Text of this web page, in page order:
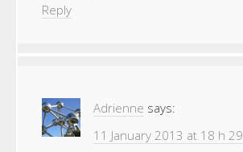
Reply
Adrienne says:
11 January 2013 at 18 h 29